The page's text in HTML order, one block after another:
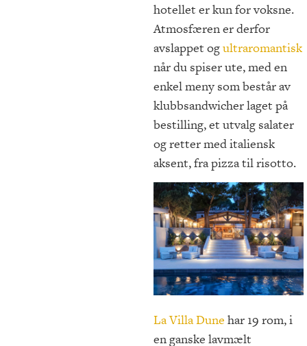
hotellet er kun for voksne.
Atmosfæren er derfor
avslappet ogultraromantisk
når du spiser ute, med en
enkel meny som består av
klubbsandwicher laget på
bestilling, et utvalg salater
og retter med italiensk
aksent, fra pizza til risotto.
La Villa Dune har 19 rom, i
en ganske lavmælt